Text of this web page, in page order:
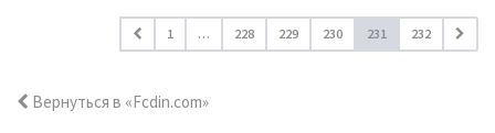
1 … 228 229 230 231 232
Вернуться в «Fcdin.com»